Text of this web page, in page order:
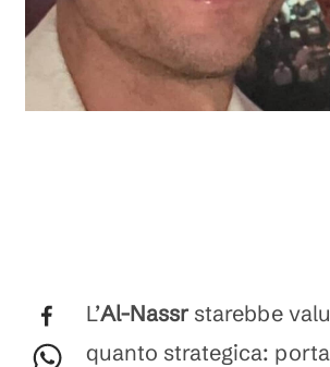
L’Al-Nassrstarebbe
quanto strategica: